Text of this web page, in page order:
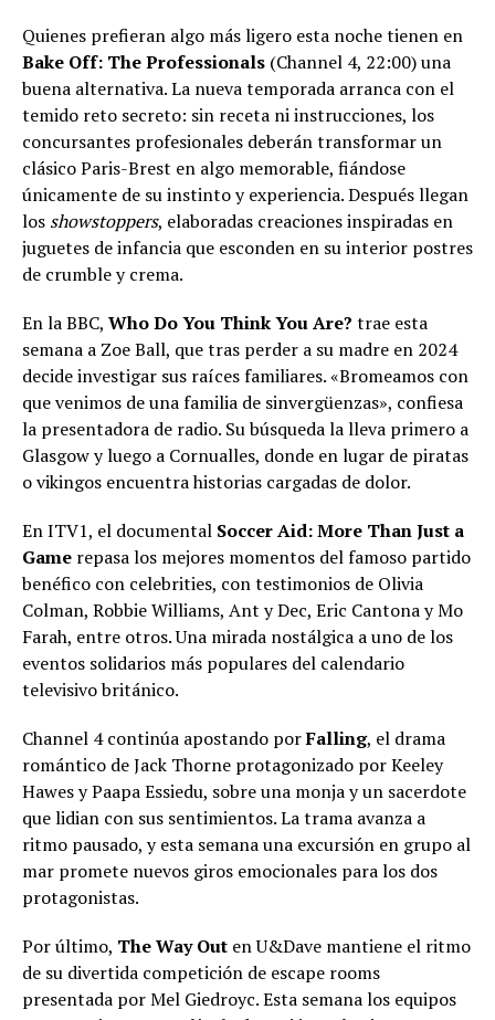
Quienes prefieran algo más ligero esta noche tienen en
Bake Off: The Professionals (Channel 4, 22:00) una
buena alternativa. La nueva temporada arranca con el
temido reto secreto: sin receta ni instrucciones, los
concursantes profesionales deberán transformar un
clásico Paris-Brest en algo memorable, fiándose
únicamente de su instinto y experiencia. Después llegan
los showstoppers, elaboradas creaciones inspiradas en
juguetes de infancia que esconden en su interior postres
de crumble y crema.
En la BBC, Who Do You Think You Are? trae esta
semana a Zoe Ball, que tras perder a su madre en 2024
decide investigar sus raíces familiares. «Bromeamos con
que venimos de una familia de sinvergüenzas», confiesa
la presentadora de radio. Su búsqueda la lleva primero a
Glasgow y luego a Cornualles, donde en lugar de piratas
o vikingos encuentra historias cargadas de dolor.
En ITV1, el documental Soccer Aid: More Than Just a
Game repasa los mejores momentos del famoso partido
benéfico con celebrities, con testimonios de Olivia
Colman, Robbie Williams, Ant y Dec, Eric Cantona y Mo
Farah, entre otros. Una mirada nostálgica a uno de los
eventos solidarios más populares del calendario
televisivo británico.
Channel 4 continúa apostando porFalling, el drama
romántico de Jack Thorne protagonizado por Keeley
Hawes y Paapa Essiedu, sobre una monja y un sacerdote
que lidian con sus sentimientos. La trama avanza a
ritmo pausado, y esta semana una excursión en grupo al
mar promete nuevos giros emocionales para los dos
protagonistas.
Por último, The Way Out en U&Dave mantiene el ritmo
de su divertida competición de escape rooms
presentada por Mel Giedroyc. Esta semana los equipos